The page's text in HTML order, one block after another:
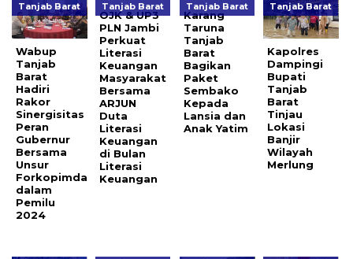
Tanjab Barat
Wabup
Tanjab
Barat
Hadiri
Rakor
Sinergisitas
Peran
Gubernur
Bersama
Unsur
Forkopimda
dalam
Pemilu
2024
Tanjab Barat
OJK & UP3
PLN Jambi
Perkuat
Literasi
Keuangan
Masyarakat
Bersama
ARJUN
Duta
Literasi
Keuangan
di Bulan
Literasi
Keuangan
Tanjab Barat
Karang
Taruna
Tanjab
Barat
Bagikan
Paket
Sembako
Kepada
Lansia dan
Anak Yatim
Tanjab Barat
Kapolres
Dampingi
Bupati
Tanjab
Barat
Tinjau
Lokasi
Banjir
Wilayah
Merlung